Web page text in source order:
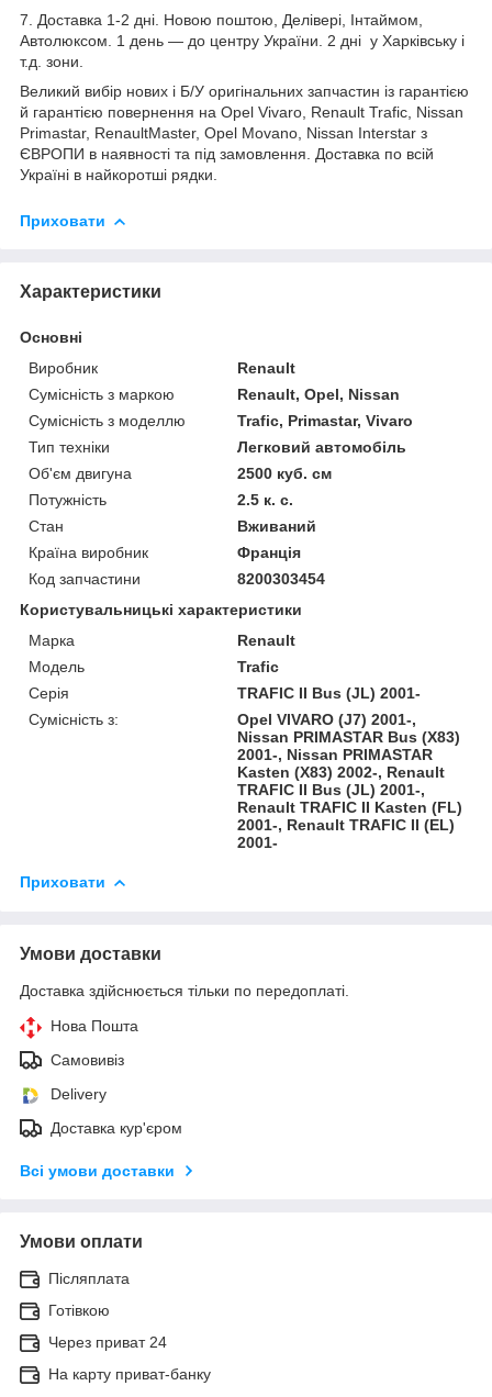
7. Доставка 1-2 дні. Новою поштою, Делівері, Інтаймом,
Автолюксом. 1 день — до центру України. 2 дні у Харківську і
т.д. зони.
Великий вибір нових і Б/У оригінальних запчастин із гарантією
й гарантією повернення на Opel Vivaro, Renault Trafic, Nissan
Primastar, RenaultMaster, Opel Movano, Nissan Interstar з
ЄВРОПИ в наявності та під замовлення. Доставка по всій
Україні в найкоротші рядки.
Приховати
Характеристики
Основні
Виробник
Renault
Сумісність з маркою
Renault, Opel, Nissan
Сумісність з моделлю
Trafic, Primastar, Vivaro
Тип техніки
Легковий автомобіль
Об'єм двигуна
2500 куб. см
Потужність
2.5 к. с.
Стан
Вживаний
Країна виробник
Франція
Код запчастини
8200303454
Користувальницькі характеристики
Марка
Renault
Модель
Trafic
Серія
TRAFIC II Bus (JL) 2001-
Сумісність з:
Opel VIVARO (J7) 2001-,
Nissan PRIMASTAR Bus (X83)
2001-, Nissan PRIMASTAR
Kasten (X83) 2002-, Renault
TRAFIC II Bus (JL) 2001-,
Renault TRAFIC II Kasten (FL)
2001-, Renault TRAFIC II (EL)
2001-
Приховати
Умови доставки
Доставка здійснюється тільки по передоплаті.
Нова Пошта
Самовивіз
Delivery
Доставка кур'єром
Всі умови доставки
Умови оплати
Післяплата
Готівкою
Через приват 24
На карту приват-банку